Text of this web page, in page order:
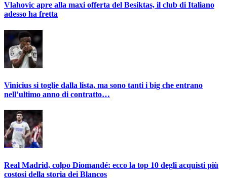
Vlahovic apre alla maxi offerta del Besiktas, il club di Italiano
adesso ha fretta
Vinicius si toglie dalla lista, ma sono tanti i big che entrano
nell’ultimo anno di contratto…
Real Madrid, colpo Diomandé: ecco la top 10 degli acquisti più
costosi della storia dei Blancos